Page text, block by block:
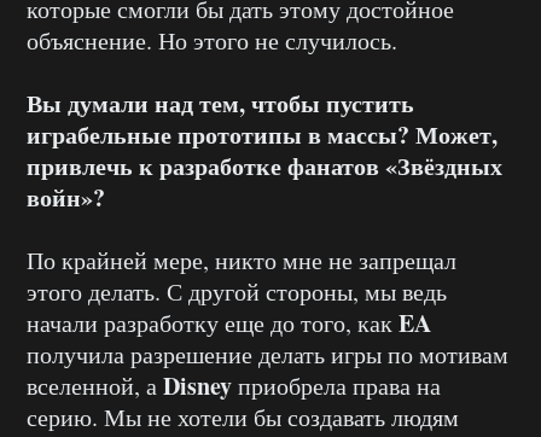
которые смогли бы дать этому достойное
объяснение. Но этого не случилось.
Вы думали над тем, чтобы пустить
играбельные прототипы в массы? Может,
привлечь к разработке фанатов«Звёздных
войн»?
По крайней мере, никто мне не запрещал
этого делать. С другой стороны, мы ведь
начали разработку еще до того, какEA
получила разрешение делать игры по мотивам
вселенной, аDisneyприобрела права на
серию. Мы не хотели бы создавать людям